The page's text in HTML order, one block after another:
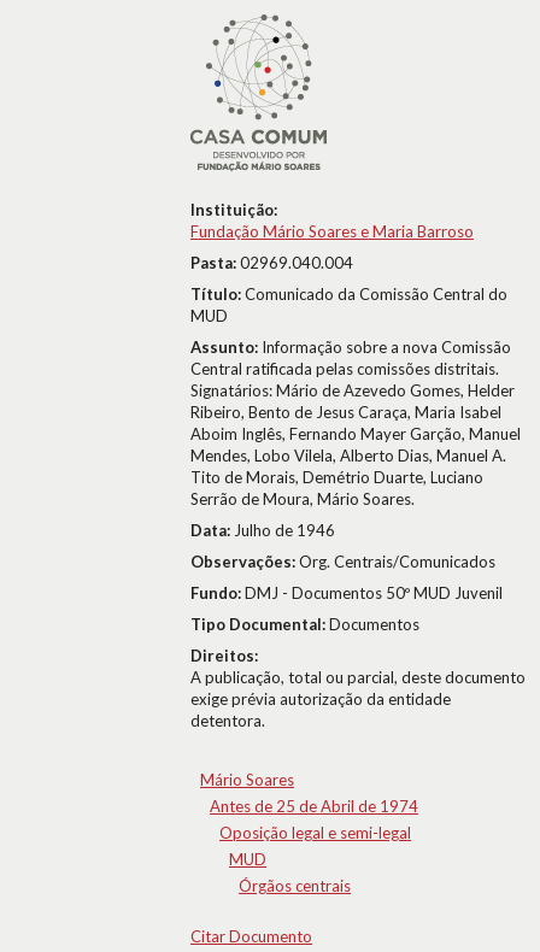
Instituição:
Fundação Mário Soares e Maria Barroso
Pasta:02969.040.004
Título:Comunicado da Comissão Central do
MUD
Assunto: Informação sobre a nova Comissão
Central ratificada pelas comissões distritais.
Signatários: Mário de Azevedo Gomes, Helder
Ribeiro, Bento de Jesus Caraça, Maria Isabel
Aboim Inglês, Fernando Mayer Garção, Manuel
Mendes, Lobo Vilela, Alberto Dias, Manuel A.
Tito de Morais, Demétrio Duarte, Luciano
Serrão de Moura, Mário Soares.
Data: Julho de 1946
Observações:Org. Centrais/Comunicados
Fundo:DMJ - Documentos 50º MUD Juvenil
Tipo Documental:Documentos
Direitos:
A publicação, total ou parcial, deste documento
exige prévia autorização da entidade
detentora.
Mário Soares
Antes de 25 de Abril de 1974
Oposição legal e semi-legal
MUD
Órgãos centrais
Citar Documento